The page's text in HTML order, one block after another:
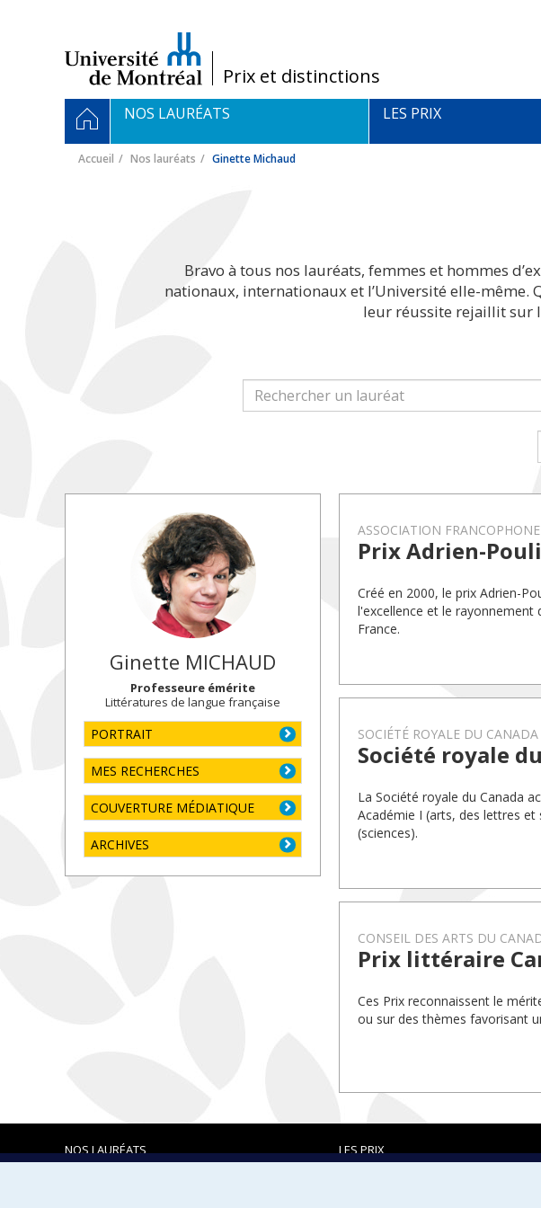
/Prix et distinctions
Navigation
principale
ACCUEIL
NOS LAURÉATS LES PRIX
Accueil Nos lauréats Ginette Michaud
Bravo à tous nos lauréats, femmes et hommes
nationaux, internationaux et l’Université elle-même.
leur réussite rejaillit sur
Ginette MICHAUD
Professeure émérite
Littératures de langue française
PORTRAIT
MES RECHERCHES
COUVERTURE MÉDIATIQUE
ARCHIVES
ASSOCIATION
Prix Adrien-
Créé en 2000, le prix Adrien-
l'excellence et le rayonnement
France.
SOCIÉTÉ ROYALE DU CANADA
Société royale
La Société royale du Canada
Académie I (arts, des lettres et
(sciences).
CONSEIL DES ARTS DU
Prix littéraire
Ces Prix reconnaissent le
ou sur des thèmes favorisant
NOS LAURÉATS LES PRIX